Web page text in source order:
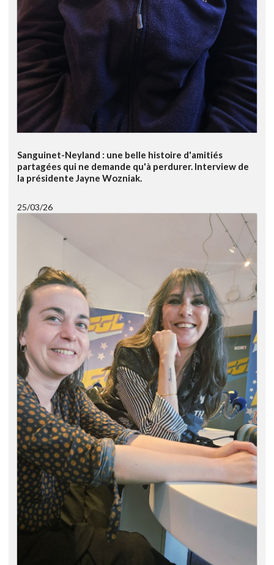
Sanguinet-Neyland : une belle histoire d'amitiés
partagées qui ne demande qu'à perdurer. Interview de
la présidente Jayne Wozniak.
25/03/26